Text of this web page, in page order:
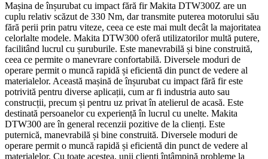
Mașina de înșurubat cu impact fără fir Makita DTW300Z are un
cuplu relativ scăzut de 330 Nm, dar transmite puterea motorului său
fără perii prin patru viteze, ceea ce este mai mult decât la majoritatea
celorlalte modele. Makita DTW300 oferă utilizatorilor multă putere,
facilitând lucrul cu șuruburile. Este manevrabilă și bine construită,
ceea ce permite o manevrare confortabilă. Diversele moduri de
operare permit o muncă rapidă și eficientă din punct de vedere al
materialelor. Această mașină de înșurubat cu impact fără fir este
potrivită pentru diverse aplicații, cum ar fi industria auto sau
construcții, precum și pentru uz privat în atelierul de acasă. Este
destinată persoanelor cu experiență în lucrul cu unelte. Makita
DTW300 are în general recenzii pozitive de la clienți. Este
puternică, manevrabilă și bine construită. Diversele moduri de
operare permit o muncă rapidă și eficientă din punct de vedere al
materialelor. Cu toate acestea, unii clienți întâmpină probleme la